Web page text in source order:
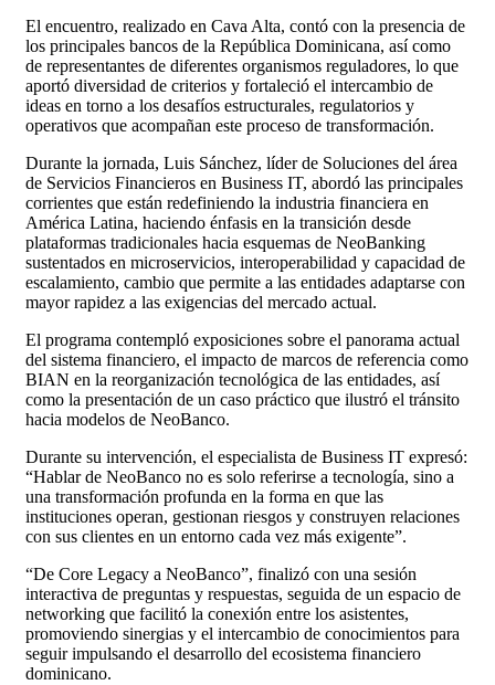
El encuentro, realizado en Cava Alta, contó con la presencia de
los principales bancos de la República Dominicana, así como
de representantes de diferentes organismos reguladores, lo que
aportó diversidad de criterios y fortaleció el intercambio de
ideas en torno a los desafíos estructurales, regulatorios y
operativos que acompañan este proceso de transformación.
Durante la jornada, Luis Sánchez, líder de Soluciones del área
de Servicios Financieros en Business IT, abordó las principales
corrientes que están redefiniendo la industria financiera en
América Latina, haciendo énfasis en la transición desde
plataformas tradicionales hacia esquemas de NeoBanking
sustentados en microservicios, interoperabilidad y capacidad de
escalamiento, cambio que permite a las entidades adaptarse con
mayor rapidez a las exigencias del mercado actual.
El programa contempló exposiciones sobre el panorama actual
del sistema financiero, el impacto de marcos de referencia como
BIAN en la reorganización tecnológica de las entidades, así
como la presentación de un caso práctico que ilustró el tránsito
hacia modelos de NeoBanco.
Durante su intervención, el especialista de Business IT expresó:
“Hablar de NeoBanco no es solo referirse a tecnología, sino a
una transformación profunda en la forma en que las
instituciones operan, gestionan riesgos y construyen relaciones
con sus clientes en un entorno cada vez más exigente”.
“De Core Legacy a NeoBanco”, finalizó con una sesión
interactiva de preguntas y respuestas, seguida de un espacio de
networking que facilitó la conexión entre los asistentes,
promoviendo sinergias y el intercambio de conocimientos para
seguir impulsando el desarrollo del ecosistema financiero
dominicano.